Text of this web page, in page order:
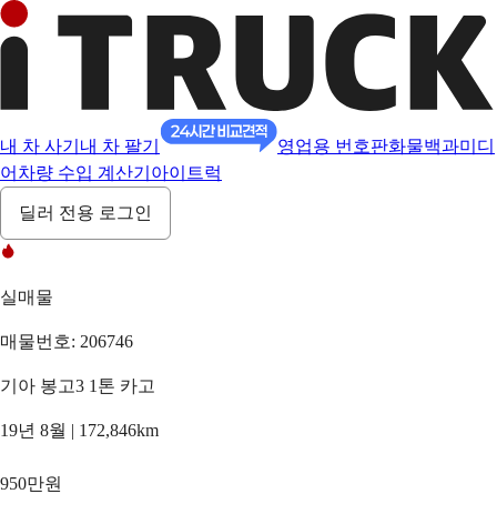
내 차 사기 내 차 팔기 영업용 번호판화물백과미디
어 차량 수입 계산기 아이트럭
딜러 전용 로그인
실매물
매물번호: 206746
기아 봉고3 1톤 카고
19년 8월 | 172,846km
950만원